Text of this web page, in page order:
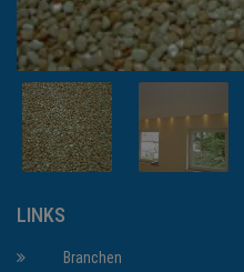
LINKS
Branchen